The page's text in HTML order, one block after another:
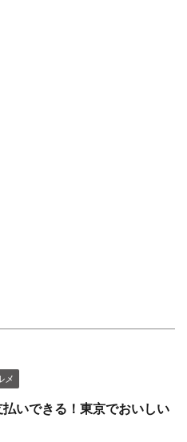
メ
いできる！東京でおいしい